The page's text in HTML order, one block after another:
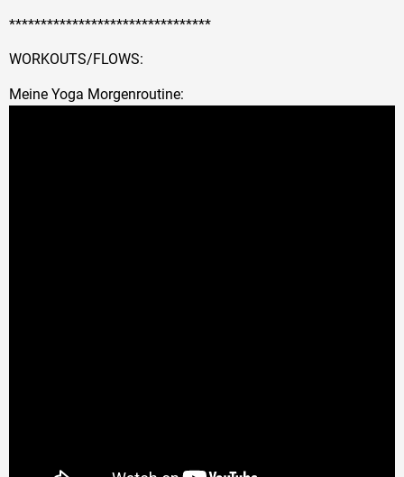
********************************
WORKOUTS/FLOWS:
Meine Yoga Morgenroutine: